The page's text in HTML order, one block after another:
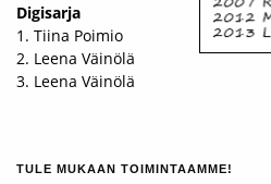
Digisarja
1. Tiina Poimio
2. Leena Väinölä
3. Leena Väinölä
TULE MUKAAN TOIMINTAAMME!